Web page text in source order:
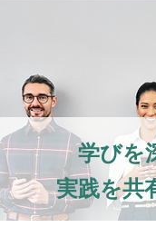
学びを
実践を共